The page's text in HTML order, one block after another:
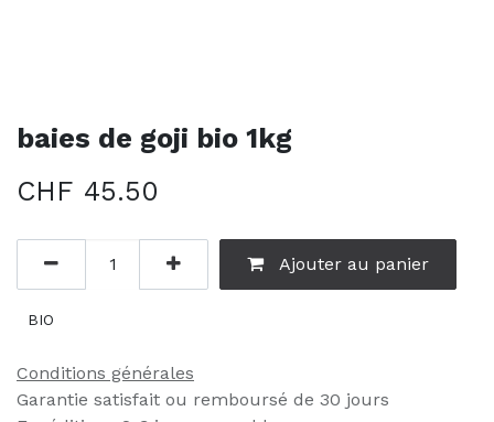
baies de goji bio 1kg
CHF 45.50
Ajouter au panier
BIO
Conditions générales
Garantie satisfait ou remboursé de 30 jours